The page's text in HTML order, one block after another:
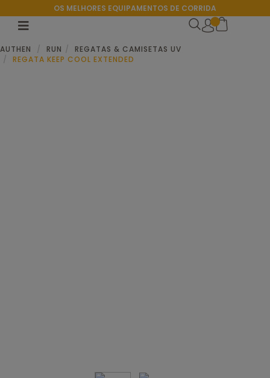
OS MELHORES EQUIPAMENTOS DE CORRIDA
AUTHEN RUN
REGATAS & CAMISETAS UV
REGATA KEEP COOL EXTENDED